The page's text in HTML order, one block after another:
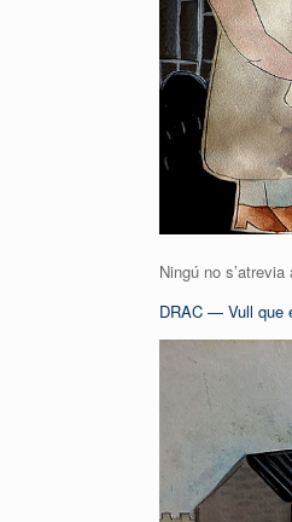
Ningú no
DRAC — Vull que